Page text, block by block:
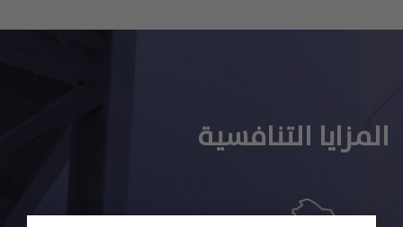
المزايا التنافسية